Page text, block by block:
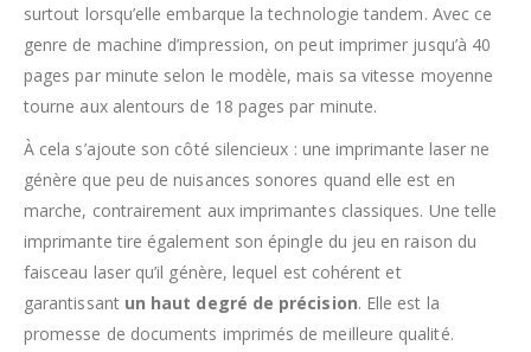
surtout lorsqu’elle embarque la technologie tandem. Avec ce
genre de machine d’impression, on peut imprimer jusqu’à 40
pages par minute selon le modèle, mais sa vitesse moyenne
tourne aux alentours de 18 pages par minute.
À cela s’ajoute son côté silencieux : une imprimante laser ne
génère que peu de nuisances sonores quand elle est en
marche, contrairement aux imprimantes classiques. Une telle
imprimante tire également son épingle du jeu en raison du
faisceau laser qu’il génère, lequel est cohérent et
garantissant un haut degré de précision. Elle est la
promesse de documents imprimés de meilleure qualité.